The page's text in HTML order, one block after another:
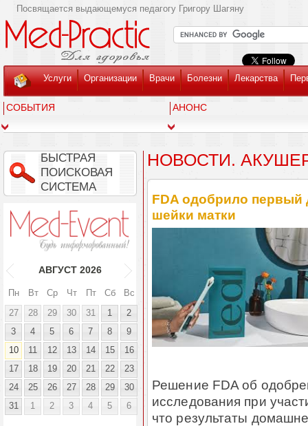
Посвящается выдающемуся педагогу Григору Шагяну
Услуги Организации Врачи Болезни Лекарства
СОБЫТИЯ АНОНС
БЫСТРАЯ
ПОИСКОВАЯ
СИСТЕМА
АВГУСТ 2026
Пн Вт Ср Чт Пт Сб
Вс
27
28 29 30 31 1
2
3
4 5 6 7 8
9
10
11 12 13 14 15
16
17
18 19 20 21 22
23
24
25 26 27 28 29
30
31
1 2 3 4 5 6
НОВОСТИ.
FDA одобрило первый
шейки матки
Решение FDA об
исследования при
что результаты